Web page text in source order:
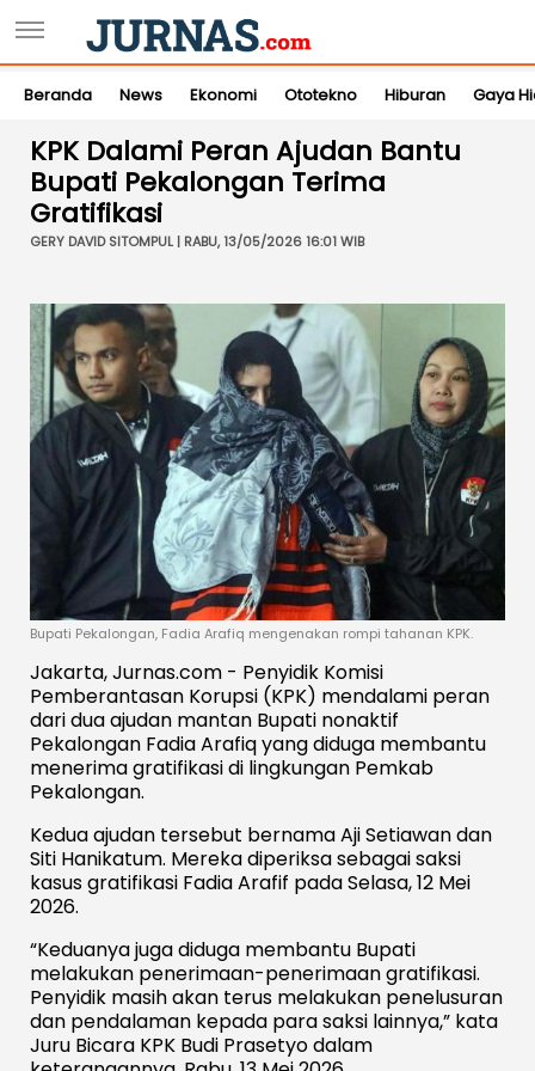
Beranda News Ekonomi Ototekno Hiburan Gaya
KPK Dalami Peran Ajudan Bantu
Bupati Pekalongan Terima
Gratifikasi
GERY DAVID SITOMPUL | RABU, 13/05/2026 16:01 WIB
Bupati Pekalongan, Fadia Arafiq mengenakan rompi tahanan KPK.
Jakarta, Jurnas.com - Penyidik Komisi
Pemberantasan Korupsi (KPK) mendalami peran
dari dua ajudan mantan Bupati nonaktif
Pekalongan Fadia Arafiq yang diduga membantu
menerima gratifikasi di lingkungan Pemkab
Pekalongan.
Kedua ajudan tersebut bernama Aji Setiawan dan
Siti Hanikatum. Mereka diperiksa sebagai saksi
kasus gratifikasi Fadia Arafif pada Selasa, 12 Mei
2026.
“Keduanya juga diduga membantu Bupati
melakukan penerimaan-penerimaan gratifikasi.
Penyidik masih akan terus melakukan penelusuran
dan pendalaman kepada para saksi lainnya,” kata
Juru Bicara KPK Budi Prasetyo dalam